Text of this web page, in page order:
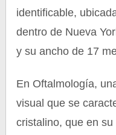
identificable,
dentro de Nueva
y su ancho de 17
En Oftalmología,
visual que se
cristalino, que en